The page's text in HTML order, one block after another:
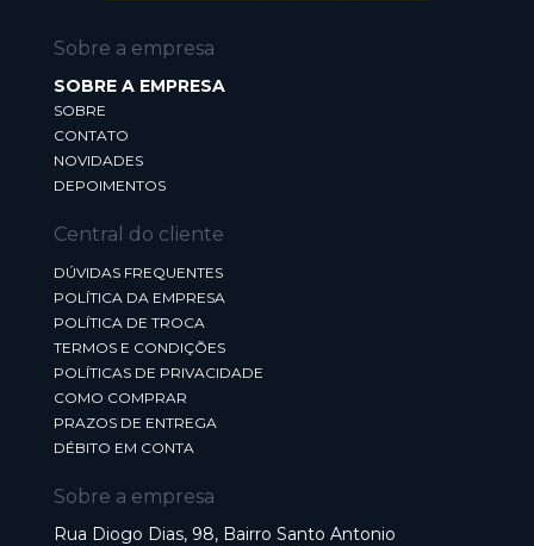
Sobre a empresa
SOBRE A EMPRESA
SOBRE
CONTATO
NOVIDADES
DEPOIMENTOS
Central do cliente
DÚVIDAS FREQUENTES
POLÍTICA DA EMPRESA
POLÍTICA DE TROCA
TERMOS E CONDIÇÕES
POLÍTICAS DE PRIVACIDADE
COMO COMPRAR
PRAZOS DE ENTREGA
DÉBITO EM CONTA
Sobre a empresa
Rua Diogo Dias, 98, Bairro Santo Antonio